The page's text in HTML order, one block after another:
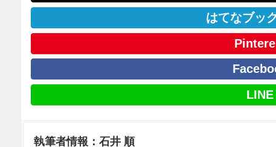
はてなブッ
LINE
執筆者情報：石井 順